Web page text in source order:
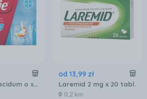
Rennie Antiacidum o smaku miętowym 48 tabletek do ssania
od 13,99 zł
Laremid 2 mg x 20 tabl.
0,2 km